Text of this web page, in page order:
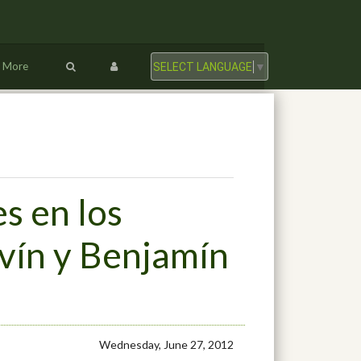
More SELECT LANGUAGE ▼
en los
y Benjamín
Wednesday, June 27, 2012